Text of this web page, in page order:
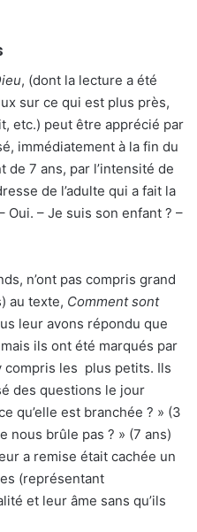
, (dont la lecture a été
sur ce qui est plus près,
etc.) peut être apprécié par
immédiatement à la fin du
de 7 ans, par l’intensité de
de l’adulte qui a fait la
Oui. – Je suis son enfant ? –
n’ont pas compris grand
au texte, Comment sont
leur avons répondu que
ils ont été marqués par
compris les plus petits. Ils
des questions le jour
qu’elle est branchée ? » (3
nous brûle pas ? » (7 ans)
a remise était cachée un
(représentant
et leur âme sans qu’ils